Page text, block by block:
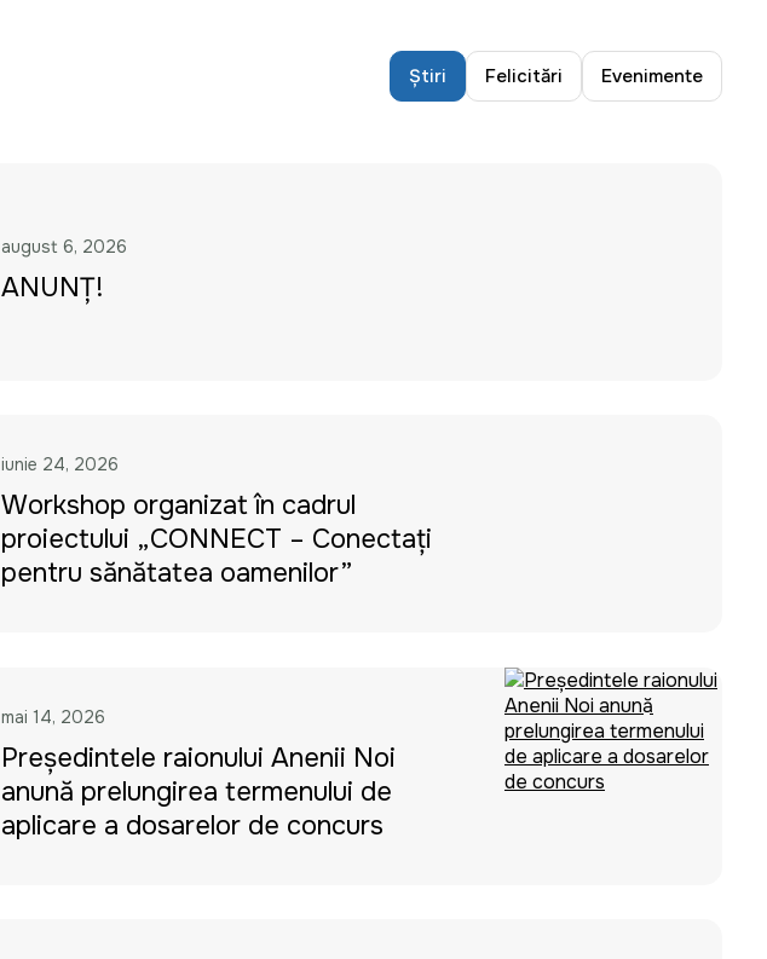
Știri Felicitări Evenimente
august 6, 2026
ANUNȚ!
iunie 24, 2026
Workshop organizat în cadrul
proiectului „CONNECT – Conectați
pentru sănătatea oamenilor”
mai 14, 2026
Președintele raionului Anenii Noi
anunță prelungirea termenului de
aplicare a dosarelor de concurs